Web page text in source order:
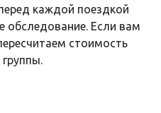
каждой поездкой
обследование. Если вам
стоимость